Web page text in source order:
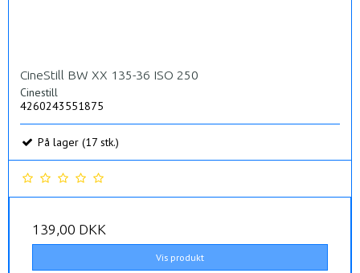
CineStill BW XX 135-36 ISO 250
Cinestill
4260243551875
På lager (17 stk.)
139,00 DKK
Vis produkt